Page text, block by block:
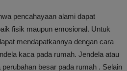
pencahayaan alami dapat
fisik maupun emosional. Untuk
mendapatkannya dengan cara
kaca pada rumah. Jendela atau
besar pada rumah . Selain